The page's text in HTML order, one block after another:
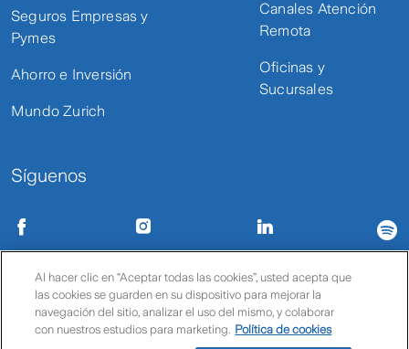
Seguros Empresas y
Pymes
Ahorro e Inversión
Mundo Zurich
Canales Atención
Remota
Oficinas y
Sucursales
Síguenos
Condiciones de uso Políticas de privacidad Política de cookies
© Zurich
Al hacer clic en “Aceptar todas las cookies”, usted acepta que
las cookies se guarden en su dispositivo para mejorar la
navegación del sitio, analizar el uso del mismo, y colaborar
con nuestros estudios para marketing. Política de cookies